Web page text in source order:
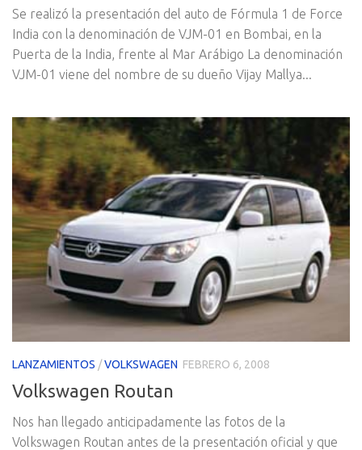
Se realizó la presentación del auto de Fórmula 1 de Force
India con la denominación de VJM-01 en Bombai, en la
Puerta de la India, frente al Mar Arábigo La denominación
VJM-01 viene del nombre de su dueño Vijay Mallya...
LANZAMIENTOS /VOLKSWAGEN FEBRERO 6, 2008
Volkswagen Routan
Nos han llegado anticipadamente las fotos de la
Volkswagen Routan antes de la presentación oficial y que